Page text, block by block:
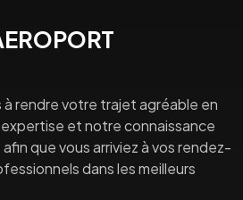
rendre votre trajet agréable en
et notre connaissance
que vous arriviez à vos rendez-
dans les meilleurs